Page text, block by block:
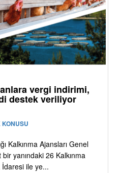
vergi indirimi,
destek veriliyor
Kalkınma Ajansları Genel
yanındaki 26 Kalkınma
İdaresi ile ye...